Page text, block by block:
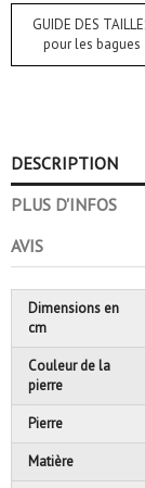
GUIDE DES
pour les bagues
DESCRIPTION
PLUS D'INFOS
AVIS
Dimensions en
cm
Couleur de la
pierre
Pierre
Matière